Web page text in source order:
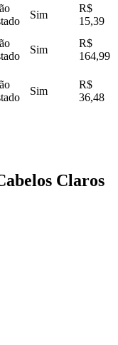
Sim
R$
15,39
Sim
R$
164,99
Sim
R$
36,48
Claros